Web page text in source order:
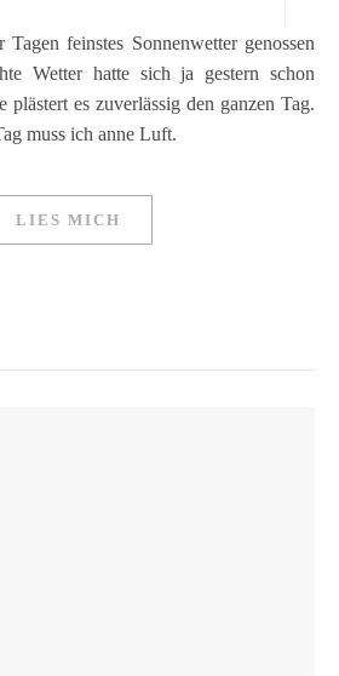
Wetter hatte sich ja gestern schon
plästert es zuverlässig den ganzen Tag.
muss ich anne Luft.
LIES MICH